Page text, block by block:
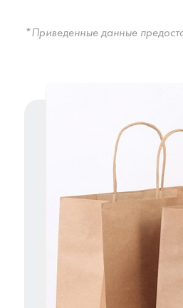
*Приведенные данные